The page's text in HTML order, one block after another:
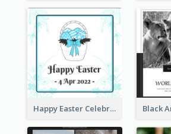
Happy Easter Celebration Instagram Post